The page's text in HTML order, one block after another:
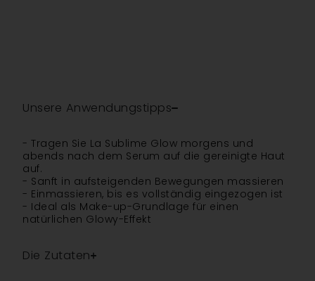
Unsere Anwendungstipps
- Tragen Sie La Sublime Glow morgens und
abends nach dem Serum auf die gereinigte Haut
auf.
- Sanft in aufsteigenden Bewegungen massieren
- Einmassieren, bis es vollständig eingezogen ist
- Ideal als Make-up-Grundlage für einen
natürlichen Glowy-Effekt
Die Zutaten